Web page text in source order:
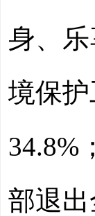
身、
境保
34.8%
部退